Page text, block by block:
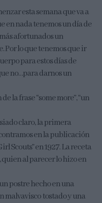
esta semana que va a
en nada tenemos un día de
afortunados un
Por lo que tenemos que ir
para estos días de
no…para darnos un
la frase “some more”, “un
claro, la primera
en la publicación
Scouts” en 1927. La receta
al parecer lo hizo en
postre hecho en una
malvavisco tostado y una